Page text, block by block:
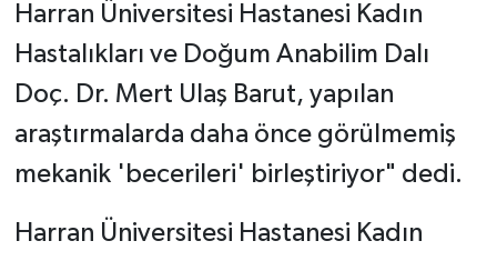
Harran Üniversitesi Hastanesi Kadın
Hastalıkları ve Doğum Anabilim Dalı
Doç. Dr. Mert Ulaş Barut, yapılan
araştırmalarda daha önce görülmemiş
mekanik 'becerileri' birleştiriyor" dedi.
Harran Üniversitesi Hastanesi Kadın